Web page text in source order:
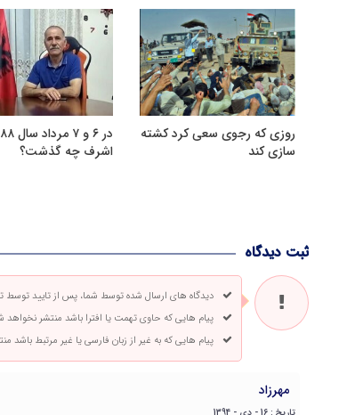
روزی که رجوی سعی کرد کشته
سازی کند
اشرف چه گذشت؟
ثبت دیدگاه
دیدگاه های ارسال شده توسط شما، پس از تایید
پیام هایی که حاوی تهمت یا افترا باشد منتشر نخواهد
پیام هایی که به غیر از زبان فارسی یا غیر مرتبط باشد
مهرزاد